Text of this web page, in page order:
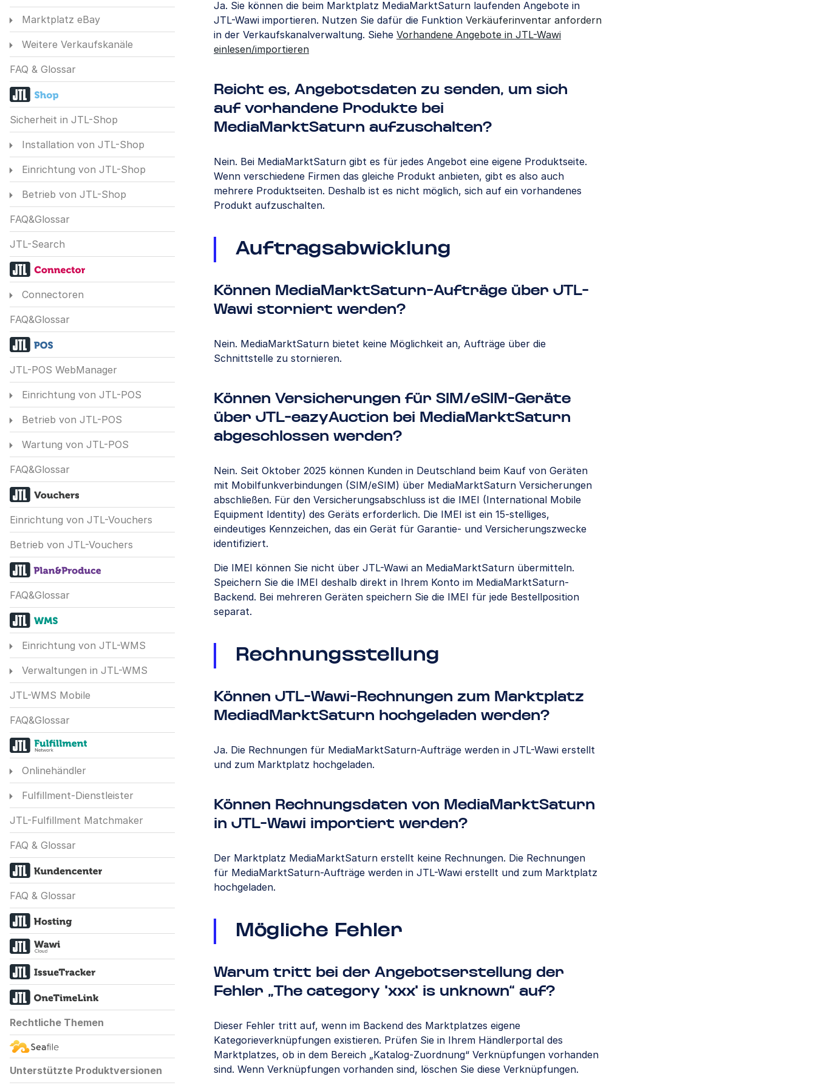
Marktplatz eBay
Weitere Verkaufskanäle
FAQ & Glossar
Sicherheit in JTL-Shop
Installation von JTL-Shop
Einrichtung von JTL-Shop
Betrieb von JTL-Shop
FAQ&Glossar
JTL-Search
Connectoren
FAQ&Glossar
JTL-POS WebManager
Einrichtung von JTL-POS
Betrieb von JTL-POS
Wartung von JTL-POS
FAQ&Glossar
Einrichtung von JTL-Vouchers
Betrieb von JTL-Vouchers
FAQ&Glossar
Einrichtung von JTL-WMS
Verwaltungen in JTL-WMS
JTL-WMS Mobile
FAQ&Glossar
Onlinehändler
Fulfillment-Dienstleister
JTL-Fulfillment Matchmaker
FAQ & Glossar
FAQ & Glossar
Rechtliche Themen
Unterstützte Produktversionen
Ja. Sie können die beim Marktplatz MediaMarktSaturn laufenden Angebote in
JTL-Wawi importieren. Nutzen Sie dafür die Funktion Verkäuferinventar anfordern
in der Verkaufskanalverwaltung. Siehe Vorhandene Angebote in JTL-Wawi
einlesen/importieren
Reicht es, Angebotsdaten zu senden, um sich
auf vorhandene Produkte bei
MediaMarktSaturn aufzuschalten?
Nein. Bei MediaMarktSaturn gibt es für jedes Angebot eine eigene Produktseite.
Wenn verschiedene Firmen das gleiche Produkt anbieten, gibt es also auch
mehrere Produktseiten. Deshalb ist es nicht möglich, sich auf ein vorhandenes
Produkt aufzuschalten.
Auftragsabwicklung
Können MediaMarktSaturn-Aufträge über JTL-
Wawi storniert werden?
Nein. MediaMarktSaturn bietet keine Möglichkeit an, Aufträge über die
Schnittstelle zu stornieren.
Können Versicherungen für SIM/eSIM-Geräte
über JTL-eazyAuction bei MediaMarktSaturn
abgeschlossen werden?
Nein. Seit Oktober 2025 können Kunden in Deutschland beim Kauf von Geräten
mit Mobilfunkverbindungen (SIM/eSIM) über MediaMarktSaturn Versicherungen
abschließen. Für den Versicherungsabschluss ist die IMEI (International Mobile
Equipment Identity) des Geräts erforderlich. Die IMEI ist ein 15-stelliges,
eindeutiges Kennzeichen, das ein Gerät für Garantie- und Versicherungszwecke
identifiziert.
Die IMEI können Sie nicht über JTL-Wawi an MediaMarktSaturn übermitteln.
Speichern Sie die IMEI deshalb direkt in Ihrem Konto im MediaMarktSaturn-
Backend. Bei mehreren Geräten speichern Sie die IMEI für jede Bestellposition
separat.
Rechnungsstellung
Können JTL-Wawi-Rechnungen zum Marktplatz
MediadMarktSaturn hochgeladen werden?
Ja. Die Rechnungen für MediaMarktSaturn-Aufträge werden in JTL-Wawi erstellt
und zum Marktplatz hochgeladen.
Können Rechnungsdaten von MediaMarktSaturn
in JTL-Wawi importiert werden?
Der Marktplatz MediaMarktSaturn erstellt keine Rechnungen. Die Rechnungen
für MediaMarktSaturn-Aufträge werden in JTL-Wawi erstellt und zum Marktplatz
hochgeladen.
Mögliche Fehler
Warum tritt bei der Angebotserstellung der
Fehler „The category 'xxx' is unknown“ auf?
Dieser Fehler tritt auf, wenn im Backend des Marktplatzes eigene
Kategorieverknüpfungen existieren. Prüfen Sie in Ihrem Händlerportal des
Marktplatzes, ob in dem Bereich „Katalog-Zuordnung“ Verknüpfungen vorhanden
sind. Wenn Verknüpfungen vorhanden sind, löschen Sie diese Verknüpfungen.